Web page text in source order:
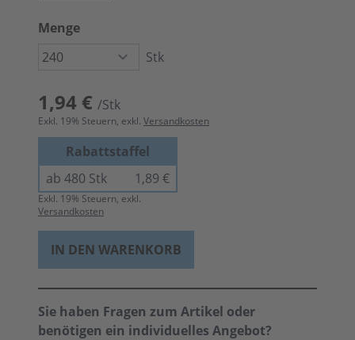
Menge
Stk
1,94 € /Stk
Exkl. 19% Steuern, exkl. Versandkosten
Rabattstaffel
ab 480 Stk
1,89 €
Exkl. 19% Steuern, exkl.
Versandkosten
IN DEN WARENKORB
Sie haben Fragen zum Artikel oder
benötigen ein individuelles Angebot?